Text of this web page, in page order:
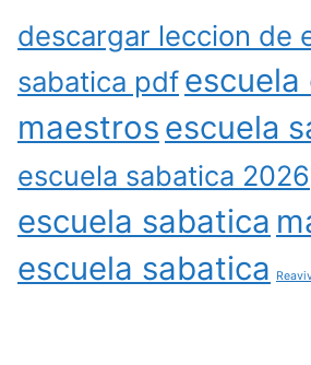
descargar leccion de
sabatica pdfescuela
maestros escuela
escuela sabatica 2026
escuela sabatica
escuela sabatica